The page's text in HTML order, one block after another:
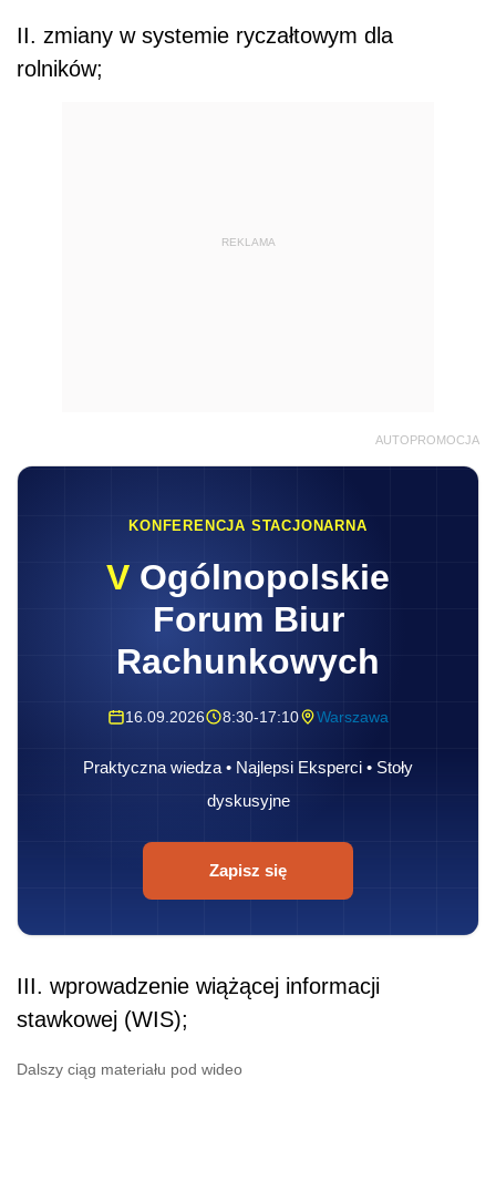
II. zmiany w systemie ryczałtowym dla
rolników;
REKLAMA
AUTOPROMOCJA
KONFERENCJA STACJONARNA
V Ogólnopolskie
Forum Biur
Rachunkowych
16.09.2026 8:30-17:10 Warszawa
Praktyczna wiedza • Najlepsi Eksperci • Stoły
dyskusyjne
Zapisz się
III. wprowadzenie wiążącej informacji
stawkowej (WIS);
Dalszy ciąg materiału pod wideo